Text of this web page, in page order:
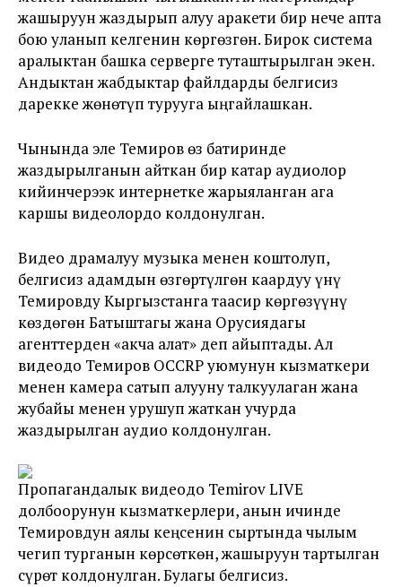
жашыруун жаздырып алуу аракети бир нече апта
бою уланып келгенин көргөзгөн. Бирок система
аралыктан башка серверге туташтырылган экен.
Андыктан жабдыктар файлдарды белгисиз
дарекке жөнөтүп турууга ыңгайлашкан.
Чынында эле Темиров өз батиринде
жаздырылганын айткан бир катар аудиолор
кийинчерээк интернетке жарыяланган ага
каршы видеолордо колдонулган.
Видео драмалуу музыка менен коштолуп,
белгисиз адамдын өзгөртүлгөн каардуу үнү
Темировду Кыргызстанга таасир көргөзүүнү
көздөгөн Батыштагы жана Орусиядагы
агенттерден «акча алат» деп айыптады. Ал
видеодо Темиров OCCRP уюмунун кызматкери
менен камера сатып алууну талкуулаган жана
жубайы менен урушуп жаткан учурда
жаздырылган аудио колдонулган.
Пропагандалык видеодо Temirov LIVE
долбоорунун кызматкерлери, анын ичинде
Темировдун аялы кеңсенин сыртында чылым
чегип турганын көрсөткөн, жашыруун тартылган
сүрөт колдонулган. Булагы белгисиз.